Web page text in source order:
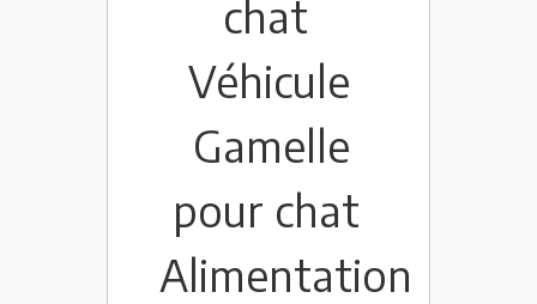
chat
Véhicule
Gamelle
pour chat
Alimentation